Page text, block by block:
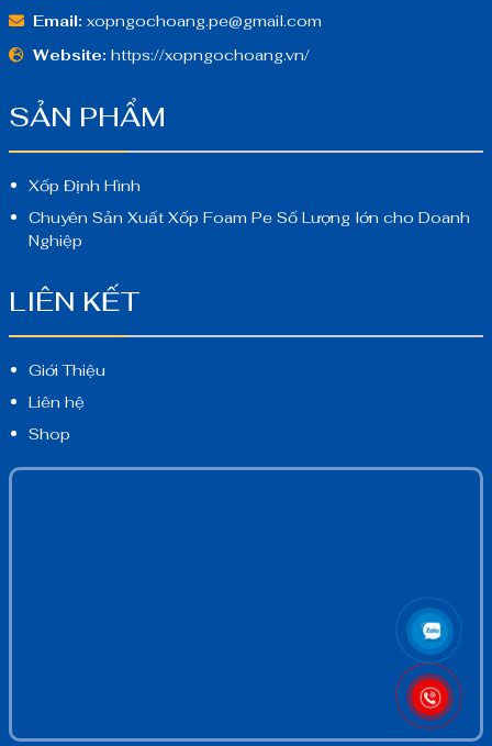
Email: xopngochoang.pe@gmail.com
Website: https://xopngochoang.vn/
SẢN PHẨM
Xốp Định Hình
Chuyên Sản Xuất Xốp Foam Pe Số Lượng lớn cho Doanh
Nghiệp
LIÊN KẾT
Giới Thiệu
Liên hệ
Shop